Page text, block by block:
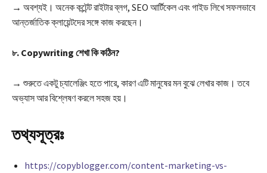
→ অবশ্যই। অনেক কন্টেন্ট রাইটার ব্লগ, SEO আর্টিকেল এবং গাইড লিখে সফলভাবে
আন্তর্জাতিক ক্লায়েন্টদের সঙ্গে কাজ করছেন।
৮. Copywriting শেখা কি কঠিন?
→ শুরুতে একটু চ্যালেঞ্জিং হতে পারে, কারণ এটি মানুষের মন বুঝে লেখার কাজ। তবে
অভ্যাস আর বিশ্লেষণ করলে সহজ হয়।
তথ্যসূত্রঃ
https://copyblogger.com/content-marketing-vs-